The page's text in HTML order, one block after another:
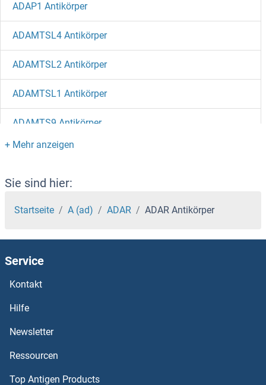
ADAP1 Antikörper
ADAMTSL4 Antikörper
ADAMTSL2 Antikörper
ADAMTSL1 Antikörper
ADAMTS9 Antikörper
ADAMTS8 Antikörper
ADAMTS7 Antikörper
ADAMTS6 Antikörper
ADAMTS5 Antikörper
ADAMTS4 Antikörper
ADAMTS20 Antikörper
Adamts2 Antikörper
Sie sind hier:
Startseite A (ad) ADAR ADAR Antikörper
Service
Kontakt
Hilfe
Newsletter
Ressourcen
Top Antigen Products